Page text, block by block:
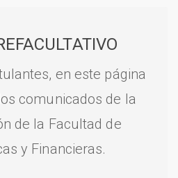
en este página
comunicados de la
de la Facultad de
y Financieras.